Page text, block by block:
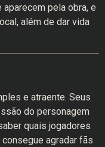
pela obra, e
além de dar vida
e atraente. Seus
do personagem
quais jogadores
agradar fãs